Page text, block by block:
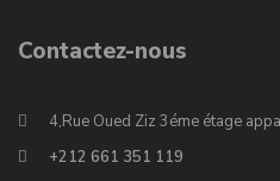
Contactez-nous
4,Rue Oued Ziz 3éme étage
+212 661 351 119